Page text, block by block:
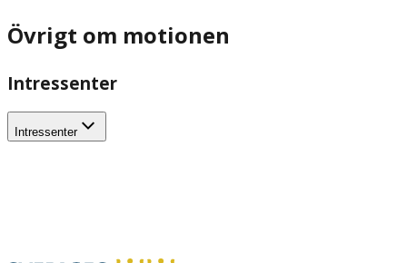
Övrigt om motionen
Intressenter
Intressenter